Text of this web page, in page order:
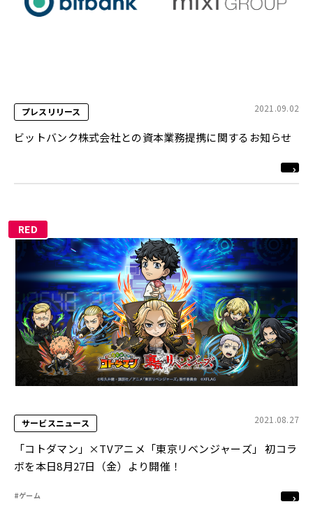
プレスリリース 2021.09.02
ビットバンク株式会社との資本業務提携に関するお知らせ
RED
サービスニュース 2021.08.27
「コトダマン」×TVアニメ「東京リベンジャーズ」 初コラ
ボを本日8月27日（金）より開催！
#ゲーム